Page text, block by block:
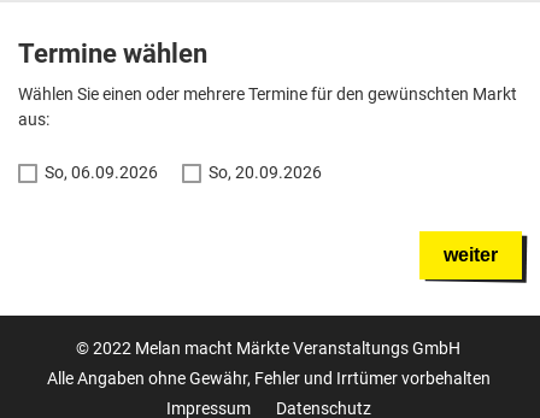
Termine wählen
Wählen Sie einen oder mehrere Termine für den gewünschten Markt
aus:
So, 06.09.2026 So, 20.09.2026
weiter
© 2022 Melan macht Märkte Veranstaltungs GmbH
Alle Angaben ohne Gewähr, Fehler und Irrtümer vorbehalten
Impressum
Datenschutz